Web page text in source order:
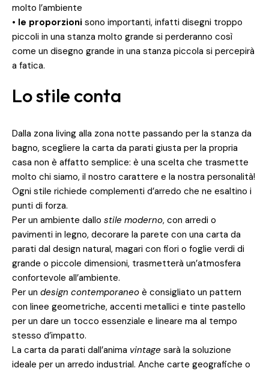
molto l’ambiente
• le proporzioni sono importanti, infatti disegni troppo
piccoli in una stanza molto grande si perderanno così
come un disegno grande in una stanza piccola si percepirà
a fatica.
Lo stile conta
Dalla zona living alla zona notte passando per la stanza da
bagno, scegliere la carta da parati giusta per la propria
casa non è affatto semplice: è una scelta che trasmette
molto chi siamo, il nostro carattere e la nostra personalità!
Ogni stile richiede complementi d’arredo che ne esaltino i
punti di forza.
Per un ambiente dallo stile moderno, con arredi o
pavimenti in legno, decorare la parete con una carta da
parati dal design natural, magari con fiori o foglie verdi di
grande o piccole dimensioni, trasmetterà un’atmosfera
confortevole all’ambiente.
Per un design contemporaneo è consigliato un pattern
con linee geometriche, accenti metallici e tinte pastello
per un dare un tocco essenziale e lineare ma al tempo
stesso d’impatto.
La carta da parati dall’anima vintage sarà la soluzione
ideale per un arredo industrial. Anche carte geografiche o